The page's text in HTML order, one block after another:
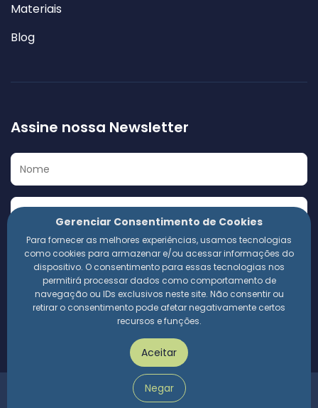
Materiais
Blog
Assine nossa Newsletter
Eu concordo em receber a Newsletter e outros materiais
informativos da 360 Compliance. Estou ciente de que
meus dados pessoais serão utilizados conforme a
Política de Privacidadeda empresa.
360 Compliance | 2024 © Todos os direitos reservados.
Gerenciar Consentimento de Cookies
Para fornecer as melhores experiências, usamos tecnologias
como cookies para armazenar e/ou acessar informações do
dispositivo. O consentimento para essas tecnologias nos
permitirá processar dados como comportamento de
navegação ou IDs exclusivos neste site. Não consentir ou
retirar o consentimento pode afetar negativamente certos
recursos e funções.
Aceitar
Negar